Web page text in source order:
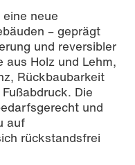
neue
– geprägt
und reversibler
aus Holz und Lehm,
Rückbaubarkeit
Die
und
auf
rückstandsfrei